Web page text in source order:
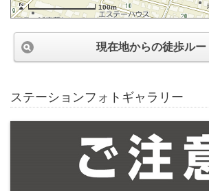
100m
現在地からの徒歩ルー
ステーションフォトギャラリー